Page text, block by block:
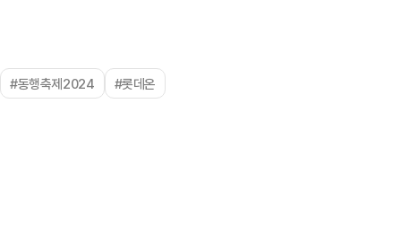
#동행축제2024 #롯데온